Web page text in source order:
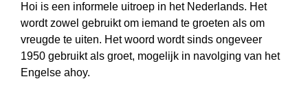
Hoi is een informele uitroep in het Nederlands. Het
wordt zowel gebruikt om iemand te groeten als om
vreugde te uiten. Het woord wordt sinds ongeveer
1950 gebruikt als groet, mogelijk in navolging van het
Engelse ahoy.